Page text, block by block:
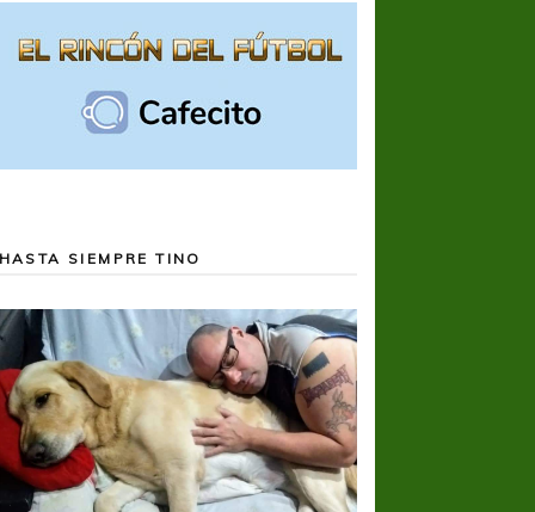
HASTA SIEMPRE TINO